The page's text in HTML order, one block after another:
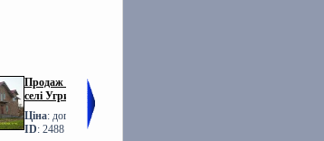
Продаж БУДИНКУ у
селі Угринів
Ціна: договірна
ID: 2488